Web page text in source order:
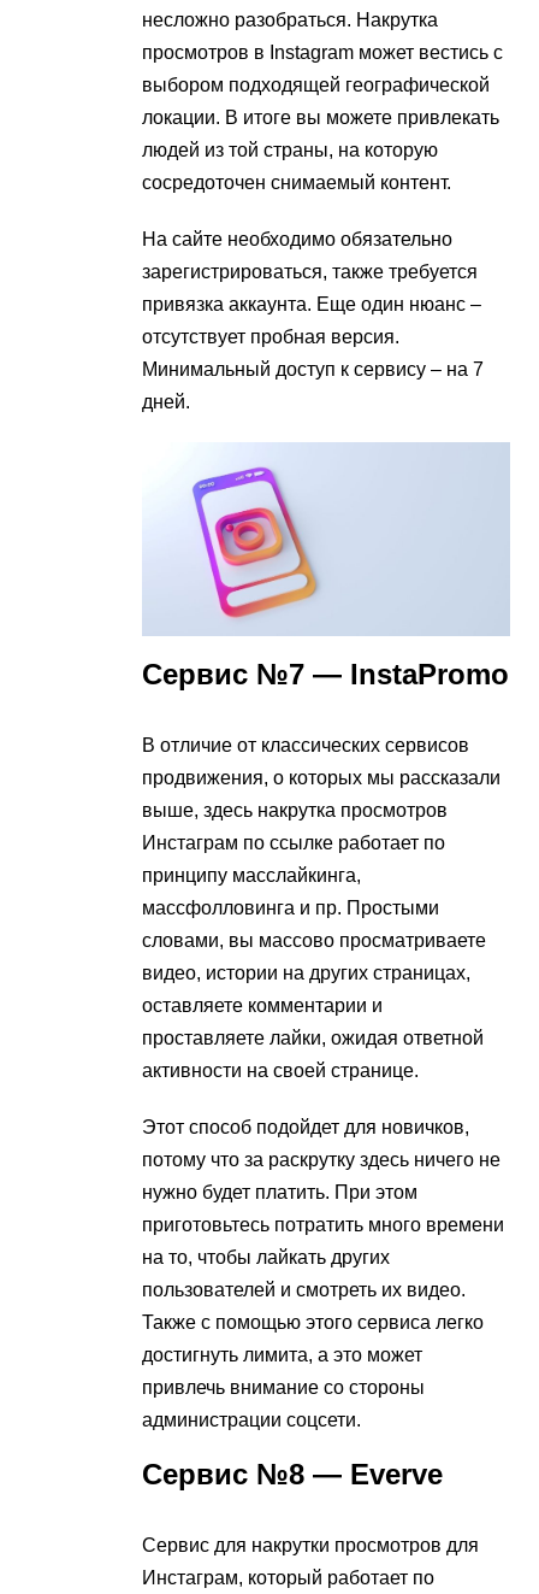
несложно разобраться. Накрутка
просмотров в Instagram может вестись с
выбором подходящей географической
локации. В итоге вы можете привлекать
людей из той страны, на которую
сосредоточен снимаемый контент.
На сайте необходимо обязательно
зарегистрироваться, также требуется
привязка аккаунта. Еще один нюанс –
отсутствует пробная версия.
Минимальный доступ к сервису – на 7
дней.
Сервис №7 — InstaPromo
В отличие от классических сервисов
продвижения, о которых мы рассказали
выше, здесь накрутка просмотров
Инстаграм по ссылке работает по
принципу масслайкинга,
массфолловинга и пр. Простыми
словами, вы массово просматриваете
видео, истории на других страницах,
оставляете комментарии и
проставляете лайки, ожидая ответной
активности на своей странице.
Этот способ подойдет для новичков,
потому что за раскрутку здесь ничего не
нужно будет платить. При этом
приготовьтесь потратить много времени
на то, чтобы лайкать других
пользователей и смотреть их видео.
Также с помощью этого сервиса легко
достигнуть лимита, а это может
привлечь внимание со стороны
администрации соцсети.
Сервис №8 — Everve
Сервис для накрутки просмотров для
Инстаграм, который работает по